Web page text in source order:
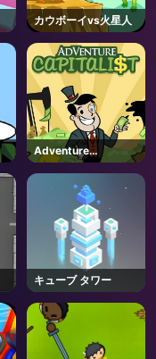
カウボーイvs火星人
Adventure
Capitalist
キューブ タワー